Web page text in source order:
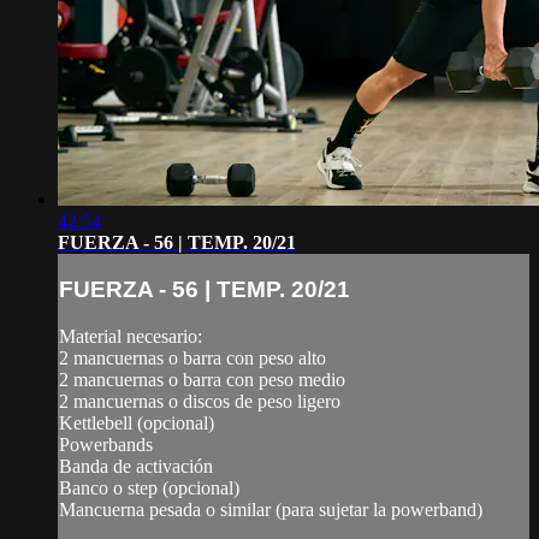
42:54
FUERZA - 56 | TEMP. 20/21
FUERZA - 56 | TEMP. 20/21
Material necesario:
2 mancuernas o barra con peso alto
2 mancuernas o barra con peso medio
2 mancuernas o discos de peso ligero
Kettlebell (opcional)
Powerbands
Banda de activación
Banco o step (opcional)
Mancuerna pesada o similar (para sujetar la powerband)